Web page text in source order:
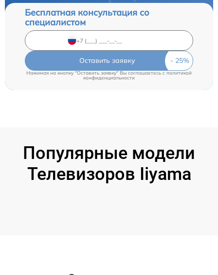
Бесплатная консультация со
специалистом
Оставить заявку
Нажимая на кнопку "Оставить заявку" Вы соглашаетесь c политикой
конфиденциальности
Популярные модели
Телевизоров Iiyama